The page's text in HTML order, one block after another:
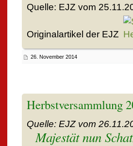
Quelle: EJZ vom
Originalartikel der EJZ
26. November 2014
Herbstversammlung
Quelle: EJZ vom
Majestät nun